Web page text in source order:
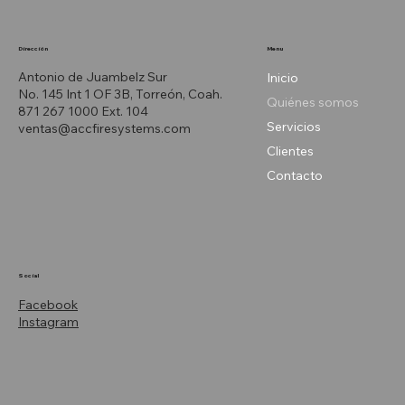
Antonio de Juambelz Sur
No. 145 Int 1 OF 3B, Torreón, Coah.
871 267 1000 Ext. 104
ventas@accfiresystems.com
Dirección Menu
Inicio
Quiénes somos
Servicios
Clientes
Contacto
Facebook
Instagram
Social